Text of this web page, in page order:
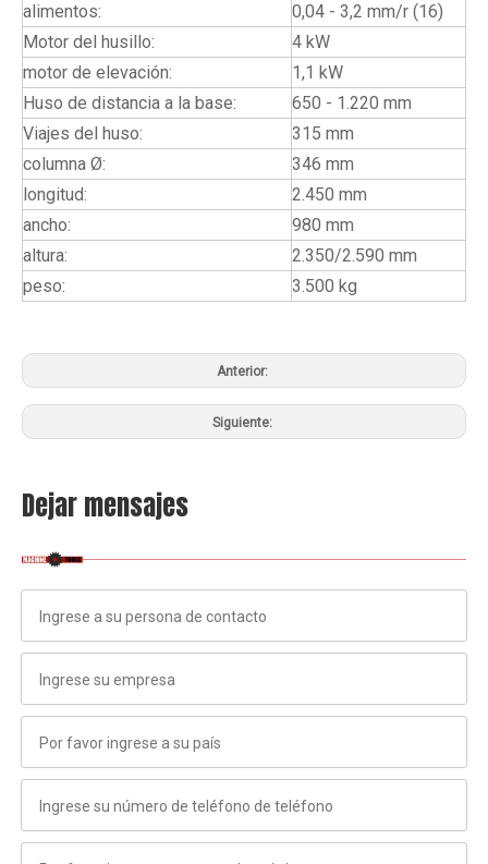
alimentos:
0,04 - 3,2 mm/r (16)
Motor del husillo:
4 kW
motor de elevación:
1,1 kW
Huso de distancia a la base:
650 - 1.220 mm
Viajes del huso:
315 mm
columna Ø:
346 mm
longitud:
2.450 mm
ancho:
980 mm
altura:
2.350/2.590 mm
peso:
3.500 kg
Anterior:
Siguiente:
Dejar mensajes